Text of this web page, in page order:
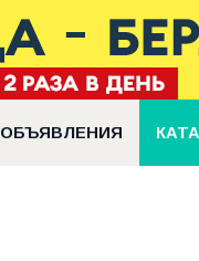
ОБЪЯВЛЕНИЯ